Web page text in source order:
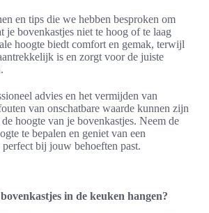
en tips die we hebben besproken om
je bovenkastjes niet te hoog of te laag
hoogte biedt comfort en gemak, terwijl
is en zorgt voor de juiste
advies en het vermijden van
van onschatbare waarde kunnen zijn
hoogte van je bovenkastjes. Neem de
te bepalen en geniet van een
bij jouw behoeften past.
in de keuken hangen?